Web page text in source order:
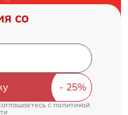
со
c политикой